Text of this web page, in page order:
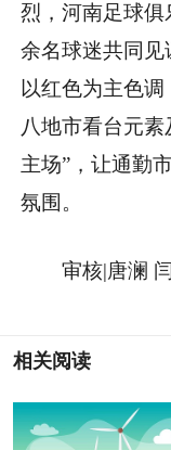
烈，河南足球
余名球迷共同
以红色为主色
八地市看台元
主场”，让通勤
氛围。
审核|唐澜
相关阅读